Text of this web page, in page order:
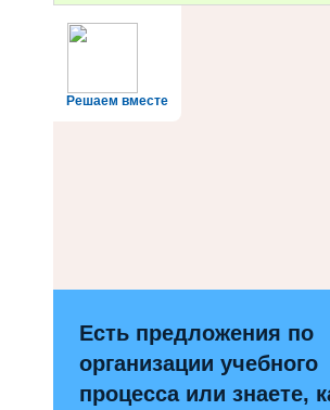
Решаем вместе
Есть предложения по
организации учебного
процесса или знаете,